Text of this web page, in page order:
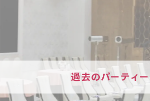
過去のパーティー